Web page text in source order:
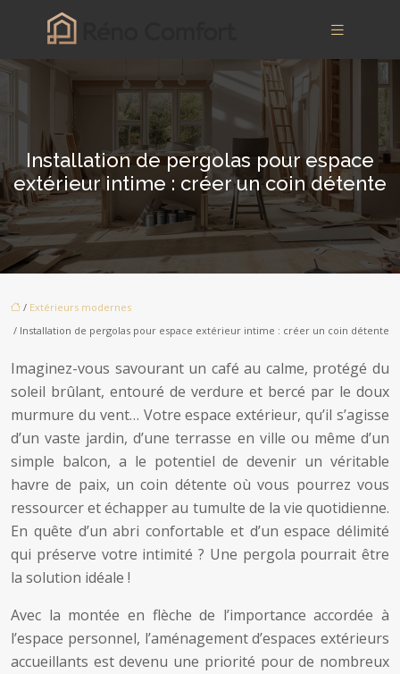
Installation de pergolas pour espace
extérieur intime : créer un coin détente
/ Extérieurs modernes
/ Installation de pergolas pour espace extérieur intime : créer un coin détente
Imaginez-vous savourant un café au calme, protégé du
soleil brûlant, entouré de verdure et bercé par le doux
murmure du vent… Votre espace extérieur, qu’il s’agisse
d’un vaste jardin, d’une terrasse en ville ou même d’un
simple balcon, a le potentiel de devenir un véritable
havre de paix, un coin détente où vous pourrez vous
ressourcer et échapper au tumulte de la vie quotidienne.
En quête d’un abri confortable et d’un espace délimité
qui préserve votre intimité ? Une pergola pourrait être
la solution idéale !
Avec la montée en flèche de l’importance accordée à
l’espace personnel, l’aménagement d’espaces extérieurs
accueillants est devenu une priorité pour de nombreux